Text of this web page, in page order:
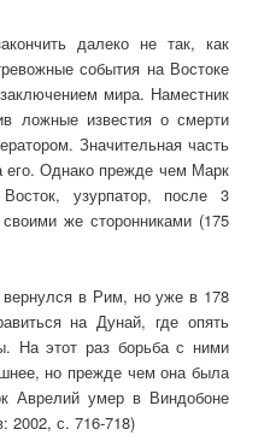
далеко не так, как
события на Востоке
мира. Наместник
ложные известия о смерти
Значительная часть
его. Однако прежде чем Марк
узурпатор, после 3
же сторонниками (175
в Рим, но уже в 178
на Дунай, где опять
На этот раз борьба с ними
но прежде чем она была
Аврелий умер в Виндобоне
2002, с. 716-718)